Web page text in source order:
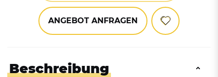
ANGEBOT ANFRAGEN
Beschreibung